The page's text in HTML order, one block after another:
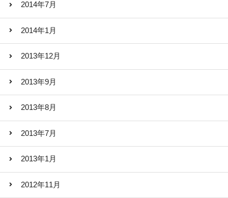
2014年7月
2014年1月
2013年12月
2013年9月
2013年8月
2013年7月
2013年1月
2012年11月